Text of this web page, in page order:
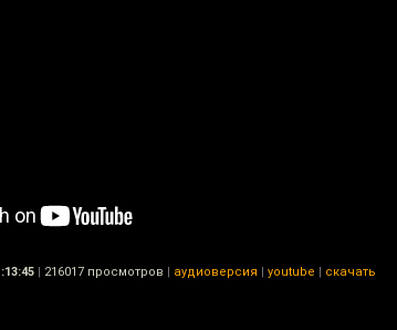
| 216017 просмотров | аудиоверсия | youtube | скачать